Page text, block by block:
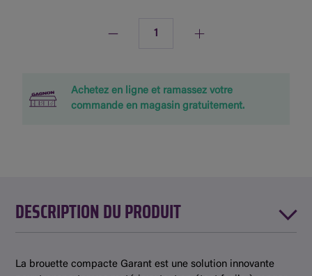
Achetez en ligne et ramassez votre
commande en magasin gratuitement.
DESCRIPTION DU PRODUIT
La brouette compacte Garant est une solution innovante